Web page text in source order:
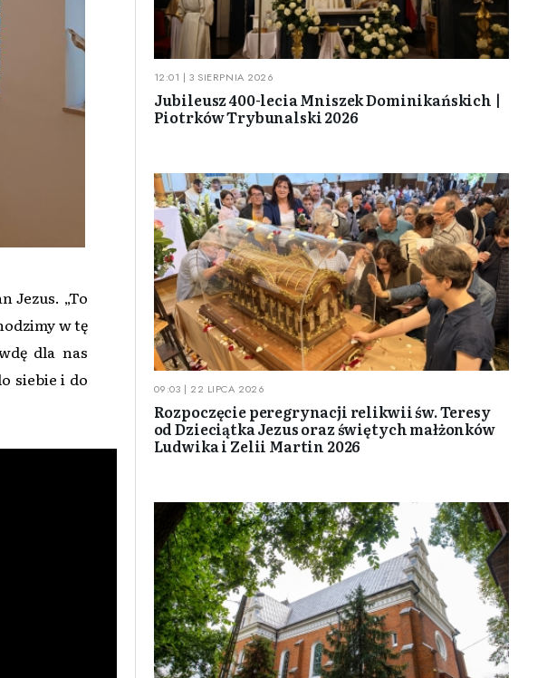
Jezus. „To
w tę
dla nas
siebie i do
12:01 | 3 SIERPNIA 2026
Jubileusz 400-lecia Mniszek Dominikańskich |
Piotrków Trybunalski 2026
09:03 | 22 LIPCA 2026
Rozpoczęcie peregrynacji relikwii św. Teresy
od Dzieciątka Jezus oraz świętych małżonków
Ludwika i Zelii Martin 2026